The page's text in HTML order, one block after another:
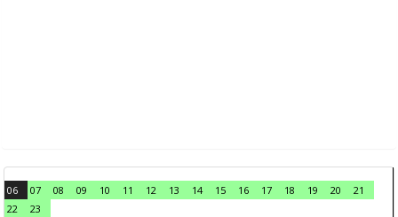
06 07 08 09 10 11 12 13 14 15 16 17 18 19 20
21
22
23